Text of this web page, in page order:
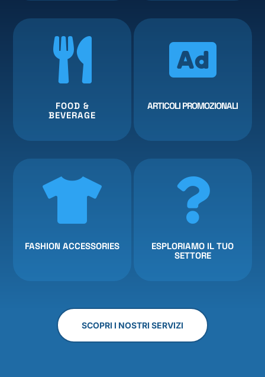

FOOD &
BEVERAGE

ARTICOLI PROMOZIONALI

FASHION ACCESSORIES

ESPLORIAMO IL TUO
SETTORE
SCOPRI I NOSTRI SERVIZI